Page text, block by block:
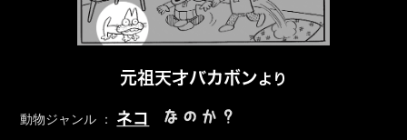
元祖天才バカボンより
動物ジャンル ： ネコ なのか？